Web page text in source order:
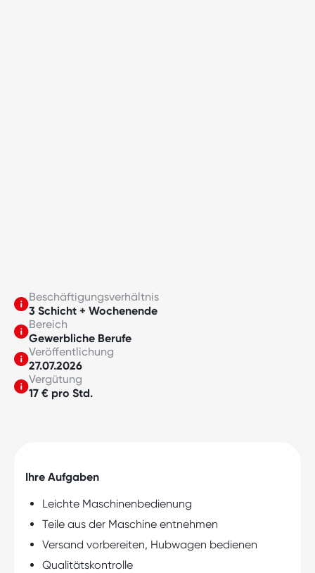
Beschäftigungsverhältnis
3 Schicht + Wochenende
Bereich
Gewerbliche Berufe
Veröffentlichung
27.07.2026
Vergütung
17 € pro Std.
Ihre Aufgaben
Leichte Maschinenbedienung
Teile aus der Maschine entnehmen
Versand vorbereiten, Hubwagen bedienen
Qualitätskontrolle